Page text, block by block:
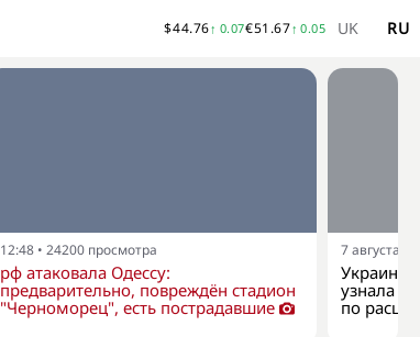
$44.76↑ 0.07€51.67↑ 0.05 UK RU
12:48 • 24200 просмотра
рф атаковала Одессу:
предварительно, повреждён стадион
"Черноморец", есть пострадавшие
7 августа,
Украина
узнала о
по